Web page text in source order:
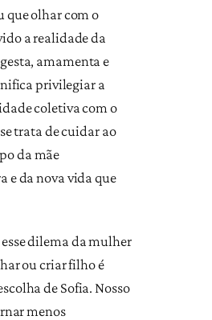
que olhar com o
a realidade da
amamenta e
privilegiar a
coletiva com o
trata de cuidar ao
da mãe
e da nova vida que
dilema da mulher
ou criar filho é
de Sofia. Nosso
menos